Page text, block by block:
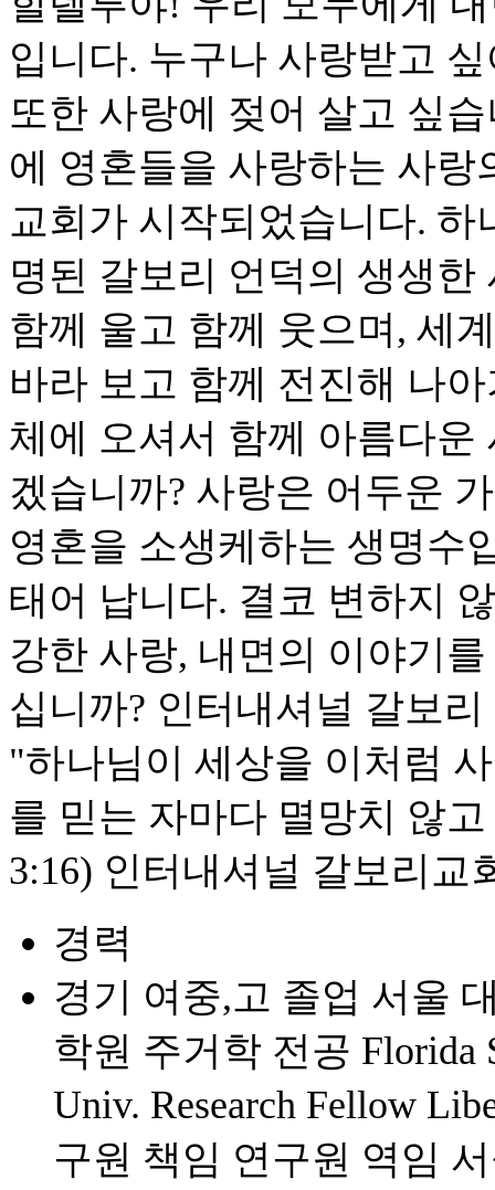
입니다. 누구나 사랑받고
또한 사랑에 젖어 살고 싶
에 영혼들을 사랑하는 사
교회가 시작되었습니다.
명된 갈보리 언덕의 생생
함께 울고 함께 웃으며, 세
바라 보고 함께 전진해 나
체에 오셔서 함께 아름다
겠습니까? 사랑은 어두운
영혼을 소생케하는 생명수
태어 납니다. 결코 변하지
강한 사랑, 내면의 이야기
십니까? 인터내셔널 갈보
"하나님이 세상을 이처럼
를 믿는 자마다 멸망치 않
3:16) 인터내셔널 갈보리교
경력
경기 여중,고 졸업 서울
학원 주거학 전공 Florida
Univ. Research Fellow
구원 책임 연구원 역임